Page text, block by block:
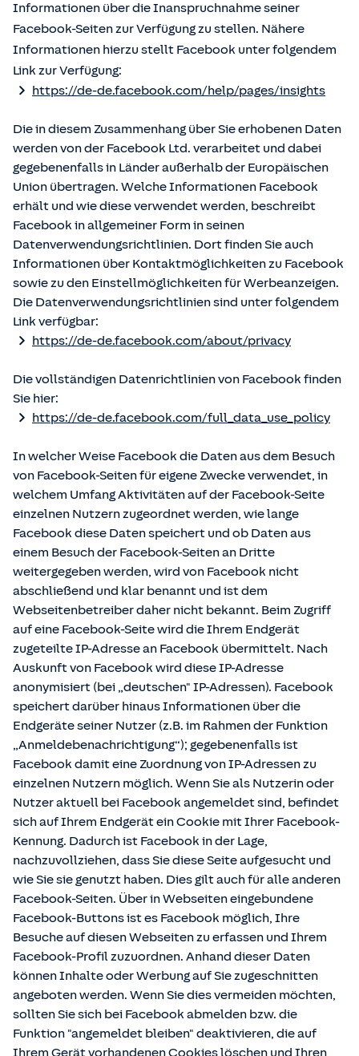
Informationen über die Inanspruchnahme seiner
Facebook-Seiten zur Verfügung zu stellen. Nähere
Informationen hierzu stellt Facebook unter folgendem
Link zur Verfügung:
https://de-de.facebook.com/help/pages/insights
Die in diesem Zusammenhang über Sie erhobenen Daten
werden von der Facebook Ltd. verarbeitet und dabei
gegebenenfalls in Länder außerhalb der Europäischen
Union übertragen. Welche Informationen Facebook
erhält und wie diese verwendet werden, beschreibt
Facebook in allgemeiner Form in seinen
Datenverwendungsrichtlinien. Dort finden Sie auch
Informationen über Kontaktmöglichkeiten zu Facebook
sowie zu den Einstellmöglichkeiten für Werbeanzeigen.
Die Datenverwendungsrichtlinien sind unter folgendem
Link verfügbar:
https://de-de.facebook.com/about/privacy
Die vollständigen Datenrichtlinien von Facebook finden
Sie hier:
https://de-de.facebook.com/full_data_use_policy
In welcher Weise Facebook die Daten aus dem Besuch
von Facebook-Seiten für eigene Zwecke verwendet, in
welchem Umfang Aktivitäten auf der Facebook-Seite
einzelnen Nutzern zugeordnet werden, wie lange
Facebook diese Daten speichert und ob Daten aus
einem Besuch der Facebook-Seiten an Dritte
weitergegeben werden, wird von Facebook nicht
abschließend und klar benannt und ist dem
Webseitenbetreiber daher nicht bekannt. Beim Zugriff
auf eine Facebook-Seite wird die Ihrem Endgerät
zugeteilte IP-Adresse an Facebook übermittelt. Nach
Auskunft von Facebook wird diese IP-Adresse
anonymisiert (bei „deutschen" IP-Adressen). Facebook
speichert darüber hinaus Informationen über die
Endgeräte seiner Nutzer (z.B. im Rahmen der Funktion
„Anmeldebenachrichtigung“); gegebenenfalls ist
Facebook damit eine Zuordnung von IP-Adressen zu
einzelnen Nutzern möglich. Wenn Sie als Nutzerin oder
Nutzer aktuell bei Facebook angemeldet sind, befindet
sich auf Ihrem Endgerät ein Cookie mit Ihrer Facebook-
Kennung. Dadurch ist Facebook in der Lage,
nachzuvollziehen, dass Sie diese Seite aufgesucht und
wie Sie sie genutzt haben. Dies gilt auch für alle anderen
Facebook-Seiten. Über in Webseiten eingebundene
Facebook-Buttons ist es Facebook möglich, Ihre
Besuche auf diesen Webseiten zu erfassen und Ihrem
Facebook-Profil zuzuordnen. Anhand dieser Daten
können Inhalte oder Werbung auf Sie zugeschnitten
angeboten werden. Wenn Sie dies vermeiden möchten,
sollten Sie sich bei Facebook abmelden bzw. die
Funktion "angemeldet bleiben" deaktivieren, die auf
Ihrem Gerät vorhandenen Cookies löschen und Ihren